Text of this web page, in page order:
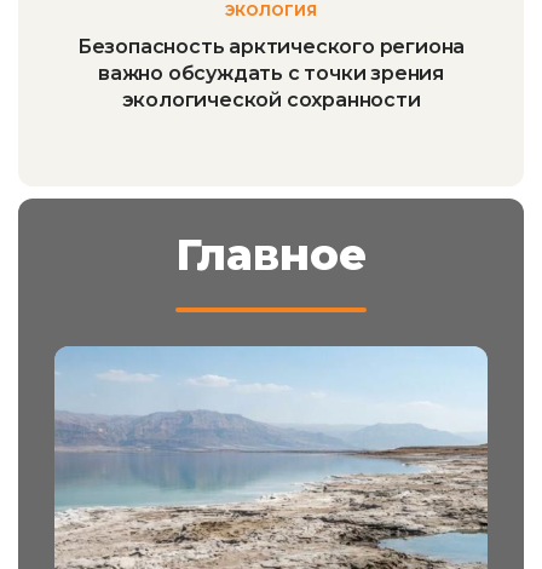
ЭКОЛОГИЯ
Безопасность арктического региона
важно обсуждать с точки зрения
экологической сохранности
Главное